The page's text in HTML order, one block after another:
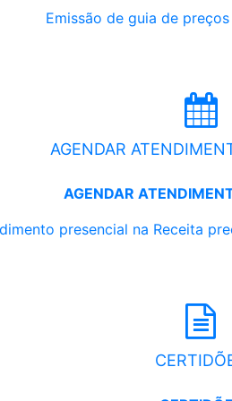
Emissão de guia de
AGENDAR
AGENDAR
presencial na Receita